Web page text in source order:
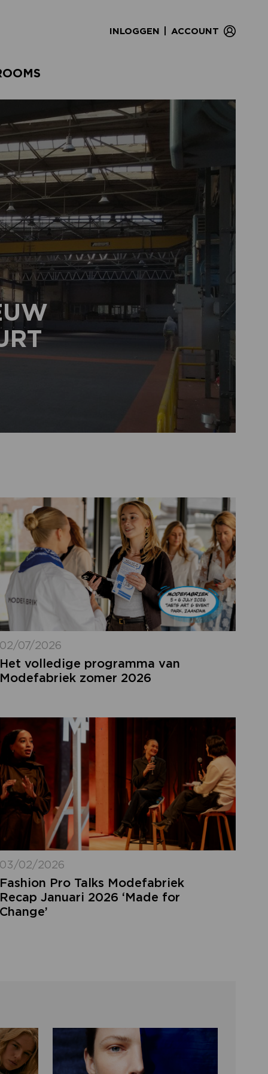
kwijt? Vul het e-mailadres in
hoort bij jouw account en klik op
verstuur.
INLOGGEN ACCOUNT
02/07/2026
Het volledige programma van
Modefabriek zomer 2026
03/02/2026
Fashion Pro Talks Modefabriek
Recap Januari 2026 ‘Made for
Change’